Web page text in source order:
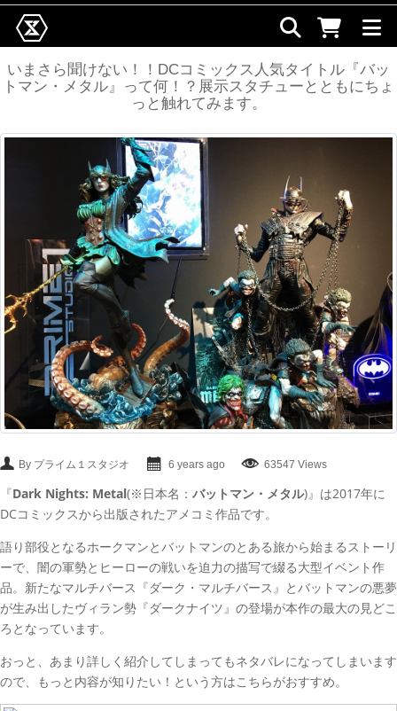
いまさら聞けない！！DCコミックス人気タイトル『バッ
トマン・メタル』って何！？展示スタチューとともにちょ
っと触れてみます。
By プライム１スタジオ 6 years ago 63547 Views
『Dark Nights: Metal(※日本名： バットマン・メタル)』は2017年に
DCコミックスから出版されたアメコミ作品です。
語り部役となるホークマンとバットマンのとある旅から始まるストーリ
ーで、闇の軍勢とヒーローの戦いを迫力の描写で綴る大型イベント作
品。新たなマルチバース『ダーク・マルチバース』とバットマンの悪夢
が生み出したヴィラン勢『ダークナイツ』の登場が本作の最大の見どこ
ろとなっています。
おっと、あまり詳しく紹介してしまってもネタバレになってしまいます
ので、もっと内容が知りたい！という方はこちらがおすすめ。